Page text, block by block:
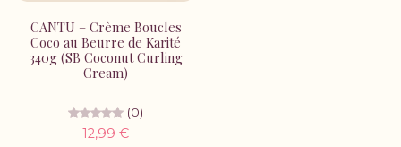
CANTU – Crème Boucles
Coco au Beurre de Karité
340g (SB Coconut Curling
Cream)
(0)
12,99 €